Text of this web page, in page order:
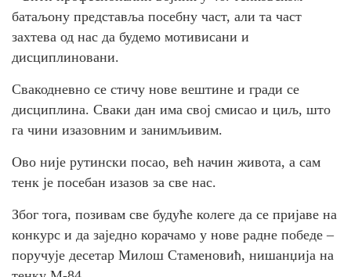
батаљону представља посебну част, али та част
захтева од нас да будемо мотивисани и
дисциплиновани.
Свакодневно се стичу нове вештине и гради се
дисциплина. Сваки дан има свој смисао и циљ, што
га чини изазовним и занимљивим.
Ово није рутински посао, већ начин живота, а сам
тенк је посебан изазов за све нас.
Због тога, позивам све будуће колеге да се пријаве на
конкурс и да заједно корачамо у нове радне победе –
поручује десетар Милош Стаменовић, нишанџија на